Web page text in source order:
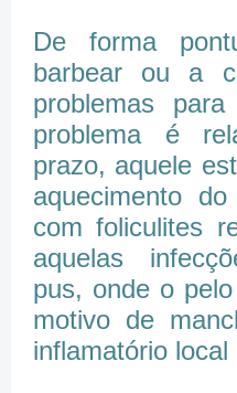
De forma
barbear ou a
problemas
problema é
prazo, aquele
aquecimento
com foliculites
aquelas
pus, onde o
motivo de
inflamatório